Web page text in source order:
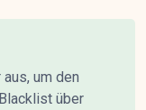
um den
über